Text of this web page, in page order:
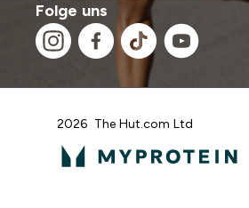
Folge uns
2026 The Hut.com Ltd